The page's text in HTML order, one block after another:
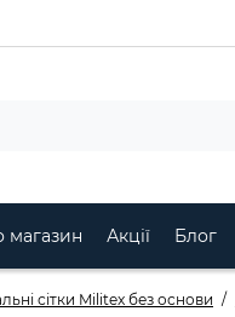
магазин Акції Блог
сітки Militex без основи